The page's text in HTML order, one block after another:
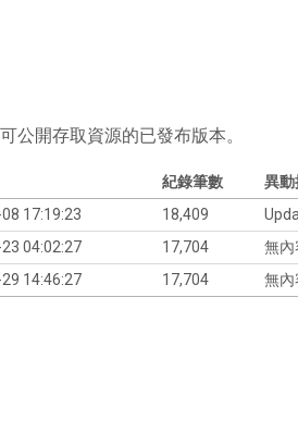
公開存取資源的已發布版本。
紀錄筆數 異動
17:19:23 18,409
04:02:27 17,704
無內
14:46:27 17,704 無內